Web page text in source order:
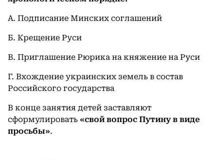
А. Подписание Минских соглашений
Б. Крещение Руси
В. Приглашение Рюрика на княжение на Руси
Г. Вхождение украинских земель в состав
Российского государства
В конце занятия детей заставляют
сформулировать «свой вопрос Путину в виде
просьбы».